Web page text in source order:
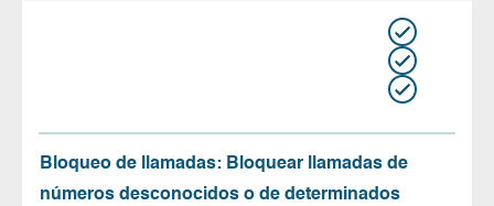
Bloqueo de llamadas: Bloquear llamadas de
números desconocidos o de determinados